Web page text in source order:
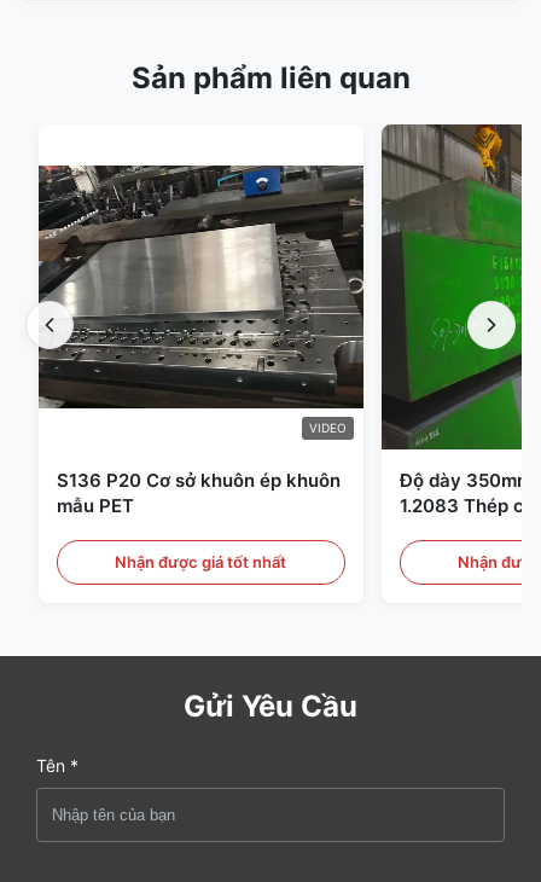
Sản phẩm liên quan
VIDEO
S136 P20 Cơ sở khuôn ép khuôn
mẫu PET
Nhận được giá tốt nhất
Độ dày 350mm
1.2083 Thép
Nhận
Gửi Yêu Cầu
Tên *